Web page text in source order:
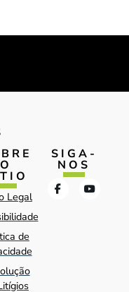
O
Legal
de
SIGA-
NOS